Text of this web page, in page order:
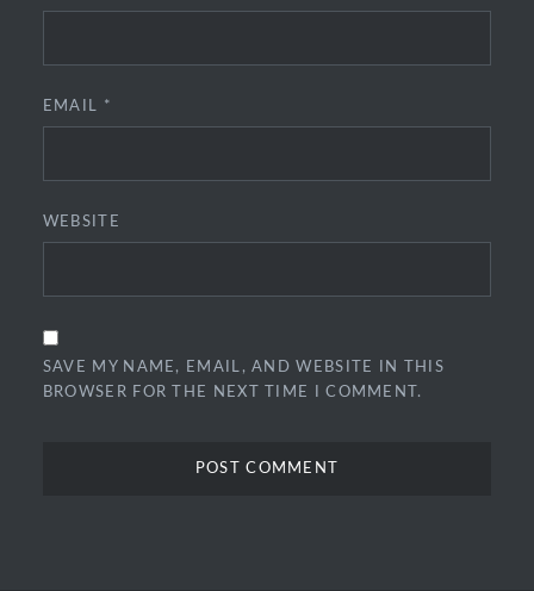
EMAIL *
WEBSITE
SAVE MY NAME, EMAIL, AND WEBSITE IN THIS
BROWSER FOR THE NEXT TIME I COMMENT.